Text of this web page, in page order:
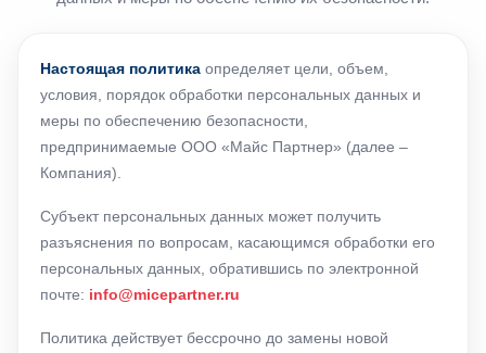
Настоящая политика определяет цели, объем,
условия, порядок обработки персональных данных и
меры по обеспечению безопасности,
предпринимаемые ООО «Майс Партнер» (далее –
Компания).
Субъект персональных данных может получить
разъяснения по вопросам, касающимся обработки его
персональных данных, обратившись по электронной
почте: info@micepartner.ru
Политика действует бессрочно до замены новой